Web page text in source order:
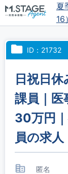
夏
16）
ID：21732
日祝日
課員｜
30万円
員の求人
匿名